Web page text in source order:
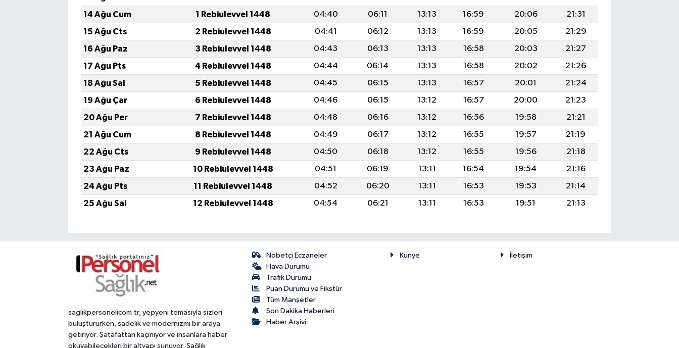
14 Ağu Cum
1 Rebiulevvel 1448 04:40 06:11 13:13 16:59 20:06
21:31
15 Ağu Cts
2 Rebiulevvel 1448 04:41 06:12 13:13 16:59 20:05
21:29
16 Ağu Paz
3 Rebiulevvel 1448 04:43 06:13 13:13 16:58 20:03
21:27
17 Ağu Pts
4 Rebiulevvel 1448 04:44 06:14 13:13 16:58 20:02
21:26
18 Ağu Sal
5 Rebiulevvel 1448 04:45 06:15 13:13 16:57 20:01
21:24
19 Ağu Çar
6 Rebiulevvel 1448 04:46 06:15 13:12 16:57 20:00
21:23
20 Ağu Per
7 Rebiulevvel 1448 04:48 06:16 13:12 16:56 19:58
21:21
21 Ağu Cum
8 Rebiulevvel 1448 04:49 06:17 13:12 16:55 19:57
21:19
22 Ağu Cts
9 Rebiulevvel 1448 04:50 06:18 13:12 16:55 19:56
21:18
23 Ağu Paz
10 Rebiulevvel 1448 04:51 06:19 13:11 16:54 19:54
21:16
24 Ağu Pts
11 Rebiulevvel 1448 04:52 06:20 13:11 16:53 19:53
21:14
25 Ağu Sal
12 Rebiulevvel 1448 04:54 06:21 13:11 16:53 19:51 21:13
saglikpersonelicom.tr, yepyeni temasıyla sizleri
buluştururken, sadelik ve modernizmi bir araya
getiriyor. Şatafattan kaçınıyor ve insanlara haber
okuyabilecekleri bir altyapı sunuyor. Sağlık
Nöbetçi Eczaneler
Hava Durumu
Trafik Durumu
Puan Durumu ve Fikstür
Tüm Manşetler
Son Dakika Haberleri
Haber Arşivi
Künye İletişim